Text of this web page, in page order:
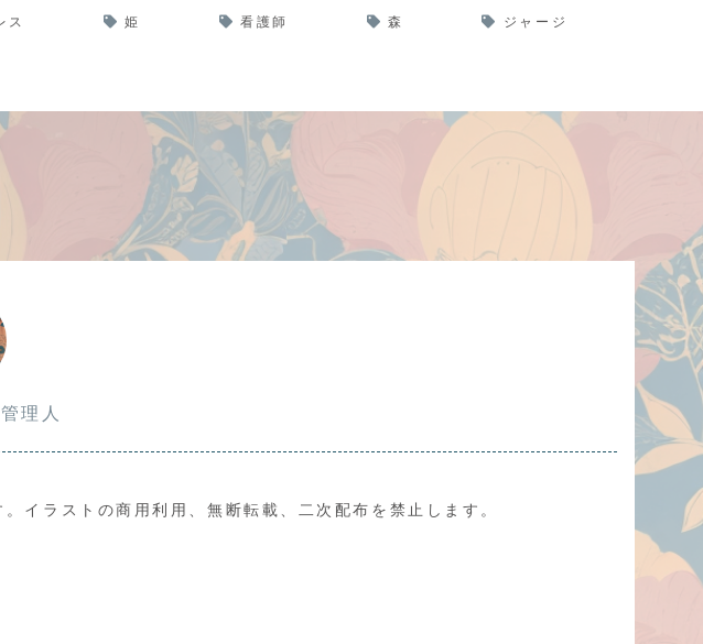
ス 姫 看護師 森 ジャージ
理人
イラストの商用利用、無断転載、二次配布を禁止します。